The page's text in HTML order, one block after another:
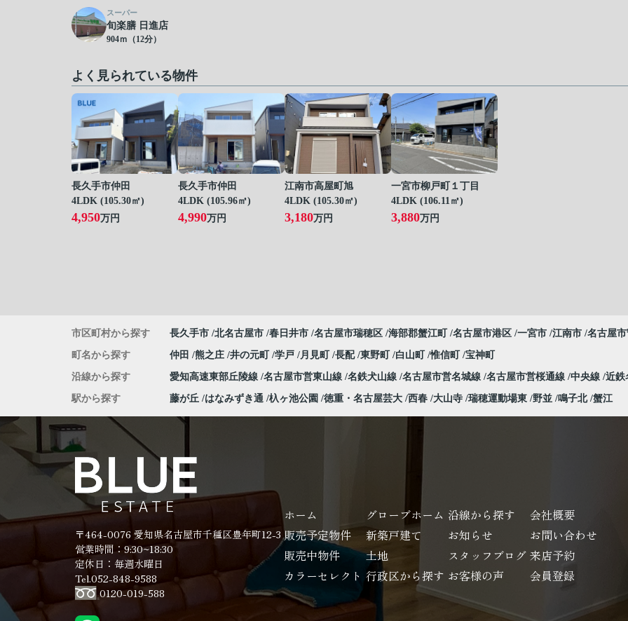
スーパー
旬楽膳 日進店
904ｍ（12分）
よく見られている物件
長久手市仲田
4LDK (105.30㎡)
4,950万円
長久手市仲田
4LDK (105.96㎡)
4,990万円
江南市高屋町旭
4LDK (105.30㎡)
3,180万円
一宮市柳戸町１丁目
4LDK (106.11㎡)
3,880万円
市区町村から探す 長久手市 北名古屋市 春日井市 名古屋市瑞穂区 海部郡蟹江町 名古屋市港区 一宮市 江南市 名古屋
町名から探す 仲田 熊之庄 井の元町 学戸 月見町 長配 東野町 白山町 惟信町 宝神町
沿線から探す 愛知高速東部丘陵線 名古屋市営東山線 名鉄犬山線 名古屋市営名城線 名古屋市営桜通線 中央線 近
駅から探す 藤が丘 はなみずき通 杁ヶ池公園 徳重・名古屋芸大 西春 大山寺 瑞穂運動場東 野並 鳴子北 蟹江
〒464-0076 愛知県名古屋市千種区豊年町12-3
営業時間：9:30~18:30
定休日：毎週水曜日
Tel.052-848-9588
0120-019-588
ホーム
販売予定物件
販売中物件
カラーセレクト
グローブホーム
新築戸建て
土地
行政区から探す
沿線から探す
お知らせ
スタッフブログ
お客様の声
会社概要
お問い合わせ
来店予約
会員登録